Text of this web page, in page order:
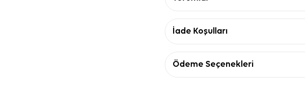
İade Koşulları
Ödeme Seçenekleri